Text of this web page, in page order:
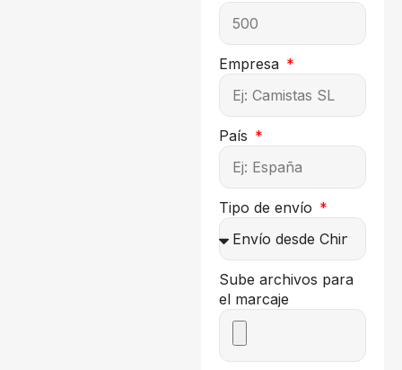
Empresa
País
Tipo de envío
Sube archivos para
el marcaje